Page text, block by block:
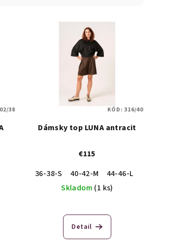
38
Dámsky top LUNA antracit
€115
36-38-S
40-42-M
44-46-L
Skladom (1 ks)
Detail
KÓD:316/40